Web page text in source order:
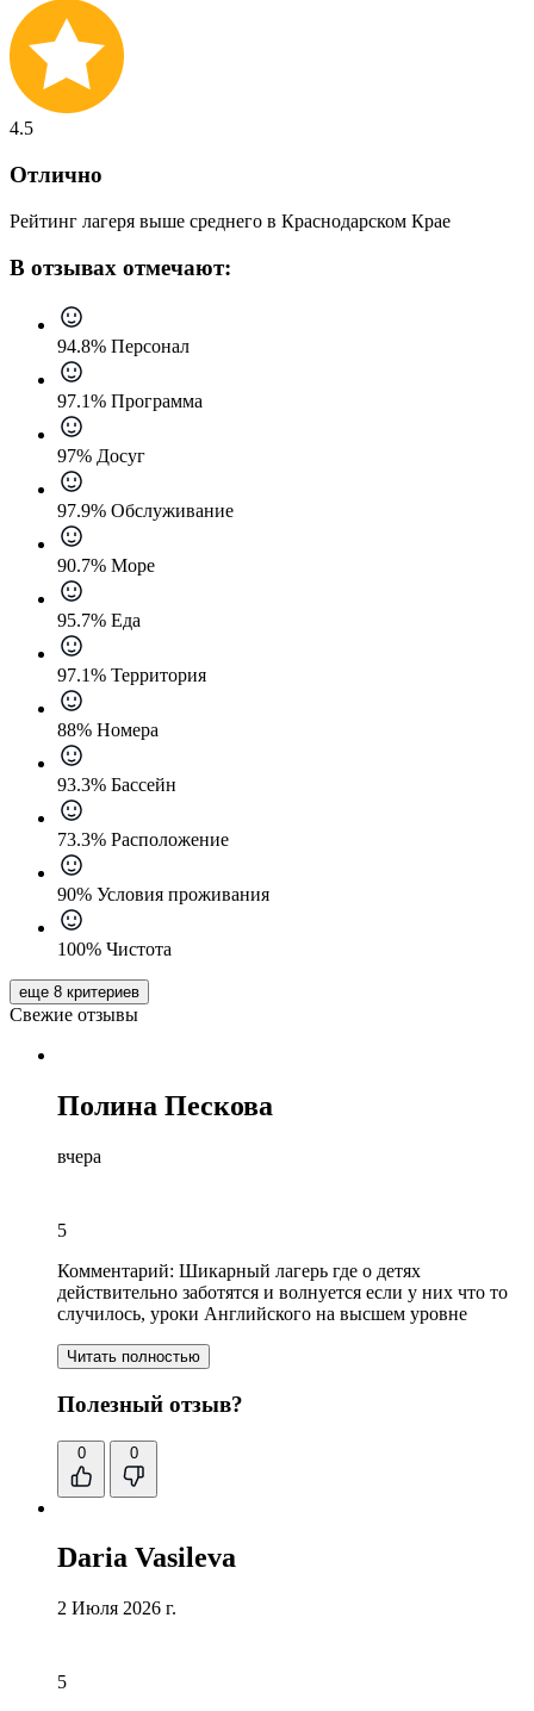
4.5
Отлично
Рейтинг лагеря выше среднего в Краснодарском Крае
В отзывах отмечают:
94.8% Персонал
97.1% Программа
97% Досуг
97.9% Обслуживание
90.7% Море
95.7% Еда
97.1% Территория
88% Номера
93.3% Бассейн
73.3% Расположение
90% Условия проживания
100% Чистота
еще 8 критериев
Свежие отзывы
Полина Пескова
вчера
5
Комментарий: Шикарный лагерь где о детях
действительно заботятся и волнуется если у них что то
случилось, уроки Английского на высшем уровне
Читать полностью
Полезный отзыв?
0 0
Daria Vasileva
2 Июля 2026 г.
5